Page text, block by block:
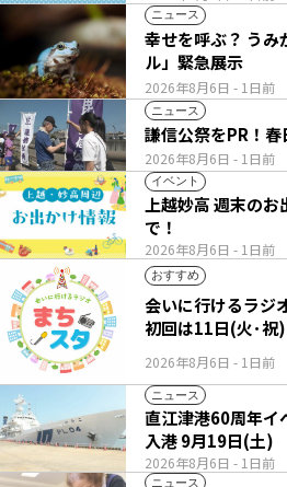
ニュース
2026年8月6日 - 1日前
幸せを呼ぶ？ うみ
ル」緊急展示
ニュース
2026年8月6日 - 1日前
謙信公祭をPR！
イベント
2026年8月6日 - 1日前
上越妙高 週末の
で！
おすすめ
2026年8月6日 - 1日前
会いに行けるラジ
初回は11日(火･祝
ニュース
2026年8月6日 - 1日前
直江津港60周年イ
入港 9月19日(土)
ニュース